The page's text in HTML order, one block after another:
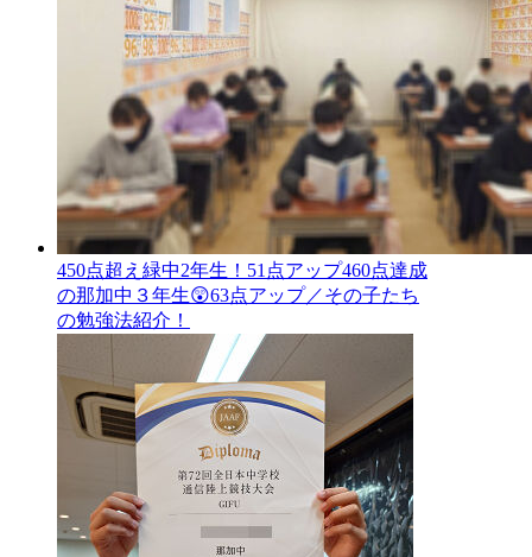
450点超え緑中2年生！51点アップ460点達成
の那加中３年生😲63点アップ／その子たち
の勉強法紹介！